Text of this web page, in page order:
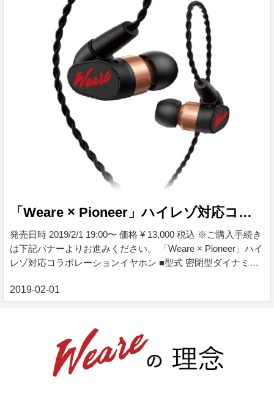
「Weare × Pioneer」ハイレゾ対応コラボレーションイヤホン
発売日時 2019/2/1 19:00〜 価格 ¥ 13,000 税込 ※ご購入手続き
は下記バナーよりお進みください。 「Weare × Pioneer」ハイ
レゾ対応コラボレーションイヤホン ■型式 密閉型ダイナミッ
数帯域 5 Hz ～ 50 000 Hz ■最大入力 100 mW(JEITA) ■使用ユ
ド含まず) 9 g ■付属品 イヤホンチップ(シリコン) S/M...